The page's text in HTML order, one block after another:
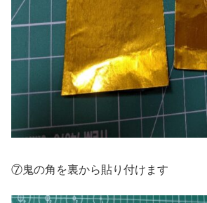
⑦鬼の角を裏から貼り付けます